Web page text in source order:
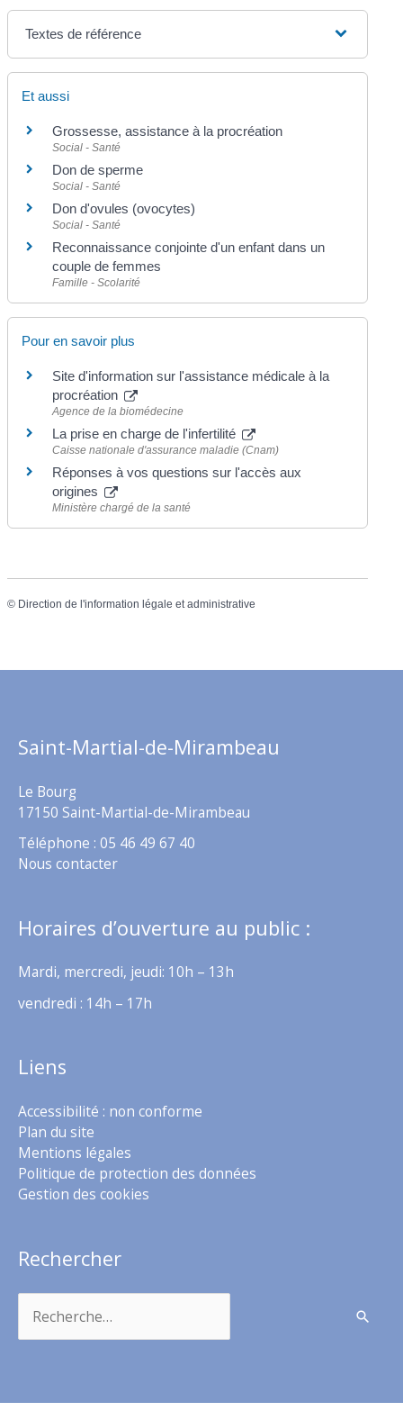
Textes de référence
Et aussi
Grossesse, assistance à la procréation
Social - Santé
Don de sperme
Social - Santé
Don d'ovules (ovocytes)
Social - Santé
Reconnaissance conjointe d'un enfant dans un
couple de femmes
Famille - Scolarité
Pour en savoir plus
Site d'information sur l'assistance médicale à la
procréation
Agence de la biomédecine
La prise en charge de l'infertilité
Caisse nationale d'assurance maladie (Cnam)
Réponses à vos questions sur l'accès aux
origines
Ministère chargé de la santé
© Direction de l'information légale et administrative
Saint-Martial-de-Mirambeau
Le Bourg
17150 Saint-Martial-de-Mirambeau
Téléphone : 05 46 49 67 40
Nous contacter
Horaires d’ouverture au public :
Mardi, mercredi, jeudi: 10h – 13h
vendredi : 14h – 17h
Liens
Accessibilité : non conforme
Plan du site
Mentions légales
Politique de protection des données
Gestion des cookies
Rechercher